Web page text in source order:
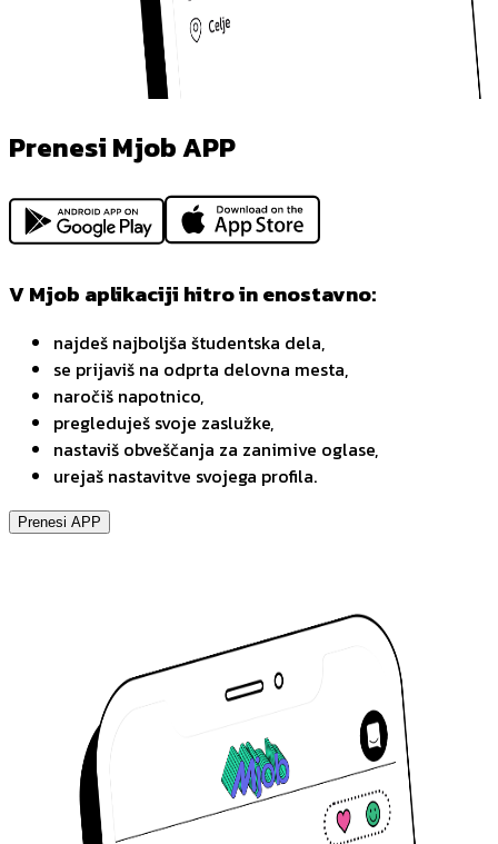
Prenesi Mjob APP
V Mjob aplikaciji hitro in enostavno:
najdeš najboljša študentska dela,
se prijaviš na odprta delovna mesta,
naročiš napotnico,
pregleduješ svoje zaslužke,
nastaviš obveščanja za zanimive oglase,
urejaš nastavitve svojega profila.
Prenesi APP